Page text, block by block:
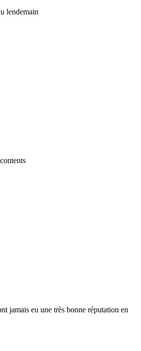
lendemain
jamais eu une très bonne réputation en